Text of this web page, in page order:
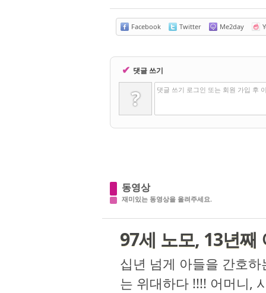
Facebook Twitter Me2day
✔ 댓글 쓰기
? 댓글 쓰기 로그인 또는 회원 가입 후
동영상
재미있는 동영상을 올려주세요.
97세 노모, 13년째
십년 넘게 아들을 간호
는 위대하다 !!!! 어머니,